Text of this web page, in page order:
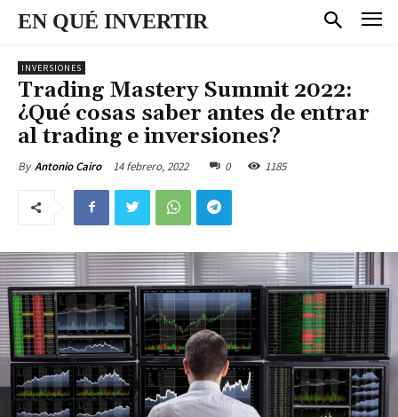
EN QUÉ INVERTIR
INVERSIONES
Trading Mastery Summit 2022:
¿Qué cosas saber antes de entrar
al trading e inversiones?
By Antonio Cairo 14 febrero, 2022 0 1185